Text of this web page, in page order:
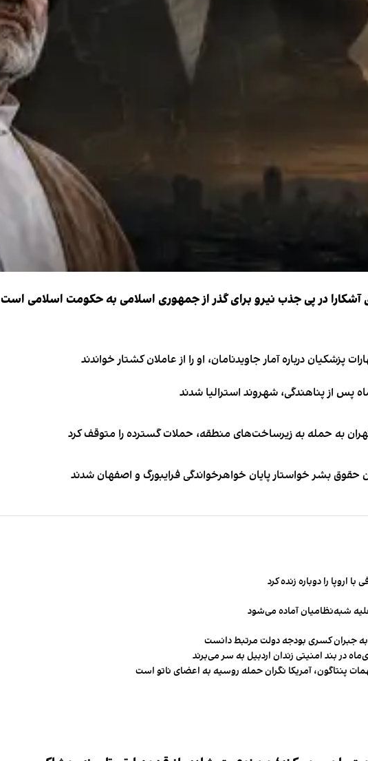
آشکارا در پی جذب نیرو برای گذر از جمهوری اسلامی به حکومت اسلامی است
پزشکیان درباره آمار جاویدنامان، او را از عاملان کشتار خواندند
به حمله به زیرساخت‌های منطقه، حملات گسترده را متوقف کرد
حقوق بشر خواستار پایان خواهرخواندگی فرایبورگ و اصفهان شدند
اروپا را دوباره زنده کرد
شبه‌نظامیان آماده می‌شود
جبران کسری بودجه دولت مرتبط دانست
پنتاگون، آمریکا نگران حمله روسیه به اعضای ناتو‌ است